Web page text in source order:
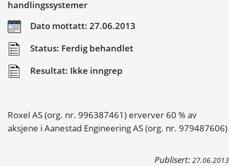
handlingssystemer
Dato mottatt: 27.06.2013
Status: Ferdig behandlet
Resultat: Ikke inngrep
Roxel AS (org. nr. 996387461) erverver 60 % av
aksjene i Aanestad Engineering AS (org. nr. 979487606)
Publisert: 27.06.2013